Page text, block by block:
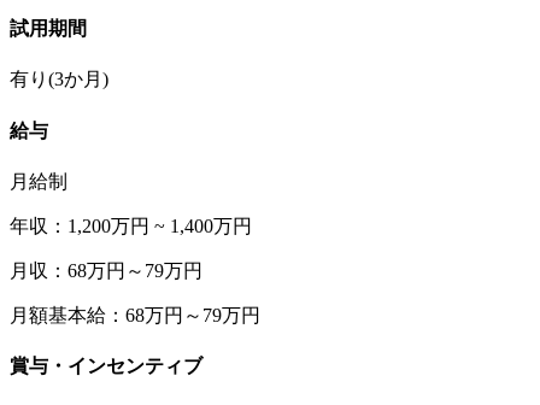
試用期間
有り(3か月)
給与
月給制
年収：1,200万円 ~ 1,400万円
月収：68万円～79万円
月額基本給：68万円～79万円
賞与・インセンティブ